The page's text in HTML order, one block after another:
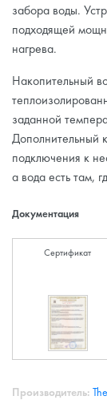
забора воды.
подходящей
нагрева.
Накопительный
заданной
Дополнительный
подключения к
а вода есть там,
Документация
Сертификат
Производитель: